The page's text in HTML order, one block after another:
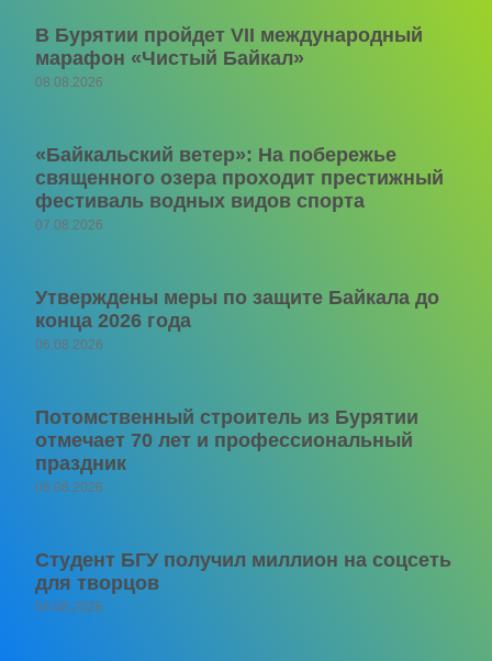
В Бурятии пройдет VII международный
марафон «Чистый Байкал»
08.08.2026
«Байкальский ветер»: На побережье
священного озера проходит престижный
фестиваль водных видов спорта
07.08.2026
Утверждены меры по защите Байкала до
конца 2026 года
06.08.2026
Потомственный строитель из Бурятии
отмечает 70 лет и профессиональный
праздник
06.08.2026
Студент БГУ получил миллион на соцсеть
для творцов
06.08.2026